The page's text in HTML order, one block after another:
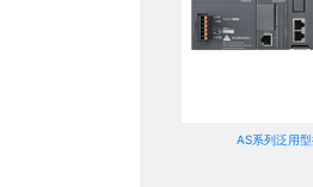
AS系列泛用